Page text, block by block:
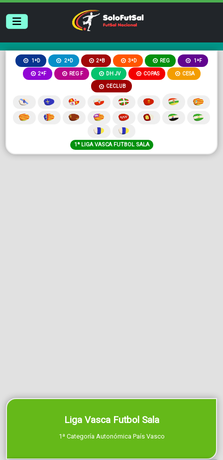
1ªD 2ªD 2ªB 3ªD REG 1ªF
2ªF REG F DH JV COPAS CESA
CECLUB
1ª LIGA VASCA FUTBOL SALA
Liga Vasca Futbol Sala
1ª Categoría Autonómica País Vasco